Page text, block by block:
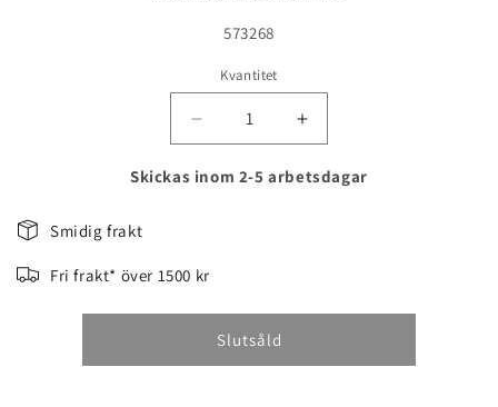
Lagerhållningsenhet:
573268
Kvantitet
Minska
kvantitet
för
LÅGPROFIL
Öka
kvantitet
för
Skickas inom 2-5 arbetsdagar
Smidig frakt
Fri frakt* över 1500 kr
Slutsåld